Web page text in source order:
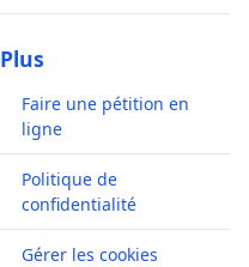
Plus
Faire une pétition en
ligne
Politique de
confidentialité
Gérer les cookies